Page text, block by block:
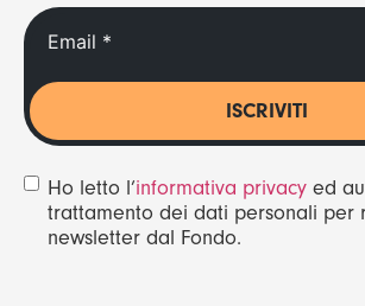
Email
Consenso
Ho letto l’informativa privacy ed
trattamento dei dati personali per
newsletter dal Fondo.